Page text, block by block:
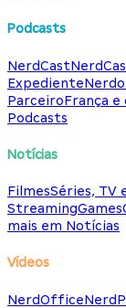
Podcasts
NerdCast
Expediente
ParceiroFrança
Podcasts
Notícias
FilmesSéries, TV
StreamingGames
mais em Notícias
Vídeos
NerdOffice